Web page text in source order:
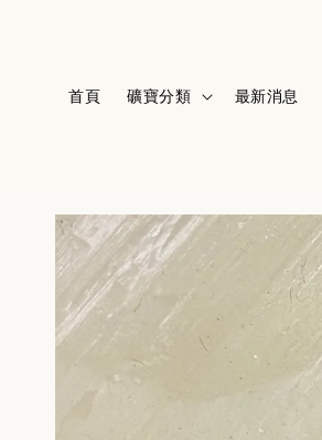
首頁 礦寶分類 最新消息